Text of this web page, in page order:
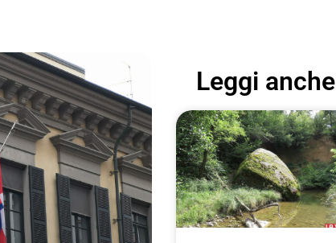
Leggi anche